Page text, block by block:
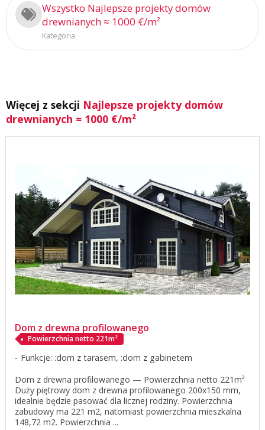
Wszystko Najlepsze projekty domów
drewnianych ≈ 1000 €/m²
Kategoria
Więcej z sekcji Najlepsze projekty domów
drewnianych ≈ 1000 €/m²
Dom z drewna profilowanego
Powierzchnia netto 221m²
Funkcje: :dom z tarasem, :dom z gabinetem
Dom z drewna profilowanego — Powierzchnia netto 221m²
Duży piętrowy dom z drewna profilowanego 200x150 mm,
idealnie będzie pasować dla licznej rodziny. Powierzchnia
zabudowy ma 221 m2, natomiast powierzchnia mieszkalna
148,72 m2. Powierzchnia ...